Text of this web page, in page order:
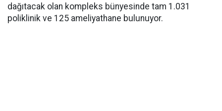
dağıtacak olan kompleks bünyesinde tam 1.031
poliklinik ve 125 ameliyathane bulunuyor.